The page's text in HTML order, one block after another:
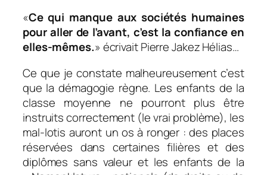
«Ce qui manque aux sociétés humaines
pour aller de l’avant, c’est la confiance en
elles-mêmes.» écrivait Pierre Jakez Hélias…
Ce que je constate malheureusement c’est
que la démagogie règne. Les enfants de la
classe moyenne ne pourront plus être
instruits correctement (le vrai problème), les
mal-lotis auront un os à ronger : des places
réservées dans certaines filières et des
diplômes sans valeur et les enfants de la